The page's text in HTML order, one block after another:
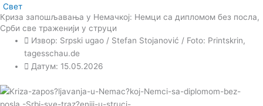
Свет
Криза запошљавања у Немачкој: Немци са дипломом без посла,
Срби све траженији у струци
Извор: Srpski ugao / Stefan Stojanović / Foto: Printskrin,
tagesschau.de
Датум: 15.05.2026